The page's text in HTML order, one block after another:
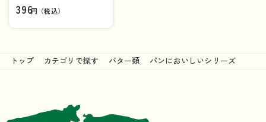
396円（税込）
トップ カテゴリで探す バター類 パンにおいしいシリーズ